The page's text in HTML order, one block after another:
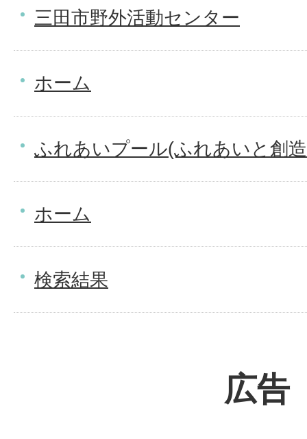
三田市野外活動センター
ホーム
ふれあいプール(ふれあいと創
ホーム
検索結果
広告